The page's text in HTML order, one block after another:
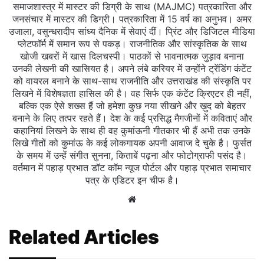
समाजशास्त्र में मास्टर की डिग्री के साथ (MAJMC) पत्रकारिता और
जनसंचार में मास्टर की डिग्री। पत्रकारिता में 15 वर्ष का अनुभव। अमर
उजाला, वसुन्धरादीप सांध्य दैनिक में सेवाएं दीं। प्रिंट और डिजिटल मीडिया
प्लेटफॉर्म में समान रूप से पकड़। राजनीतिक और सांस्कृतिक के साथ
खोजी खबरों में खास दिलचस्‍पी। पाठकों से भावनात्मक जुड़ाव बनाना
उनकी लेखनी की खासियत है। अपने लंबे करियर में उन्होंने ट्रेंडिंग कंटेंट
को वायरल बनाने के साथ-साथ राजनीति और उत्तराखंड की संस्कृति पर
लिखने में विशेषज्ञता हासिल की है। वह सिर्फ एक कंटेंट क्रिएटर ही नहीं,
बल्कि एक ऐसे शख्स हैं जो हमेशा कुछ नया सीखने और ख़ुद को बेहतर
बनाने के लिए तत्पर रहते हैं। देश के कई प्रसिद्ध मैगजीनों में कविताएं और
कहानियां लिखने के साथ ही वह कुमांऊनी गीतकार भी हैं अभी तक उनके
लिखे गीतों को कुमांऊ के कई लोकगायक अपनी आवाज दे चुके है। फुर्सत
के समय में उन्हें संगीत सुनना, किताबें पढ़ना और फोटोग्राफी पसंद है।
वर्तमान में पहाड़ प्रभात डॉट कॉम न्यूज पोर्टल और पहाड़ प्रभात समाचार
पत्र के एडिटर इन चीफ है।
Website
Related Articles